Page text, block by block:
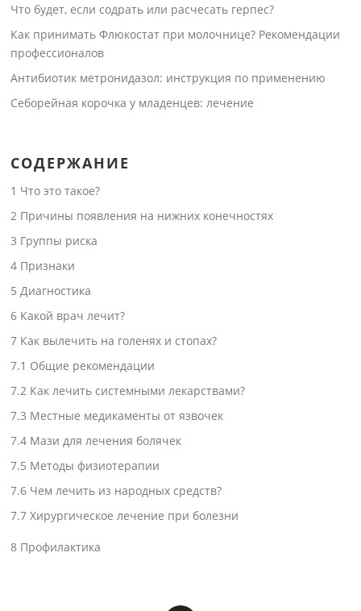
Что будет, если содрать или расчесать герпес?
Как принимать Флюкостат при молочнице? Рекомендации
профессионалов
Антибиотик метронидазол: инструкция по применению
Себорейная корочка у младенцев: лечение
СОДЕРЖАНИЕ
1 Что это такое?
2 Причины появления на нижних конечностях
3 Группы риска
4 Признаки
5 Диагностика
6 Какой врач лечит?
7 Как вылечить на голенях и стопах?
7.1 Общие рекомендации
7.2 Как лечить системными лекарствами?
7.3 Местные медикаменты от язвочек
7.4 Мази для лечения болячек
7.5 Методы физиотерапии
7.6 Чем лечить из народных средств?
7.7 Хирургическое лечение при болезни
8 Профилактика